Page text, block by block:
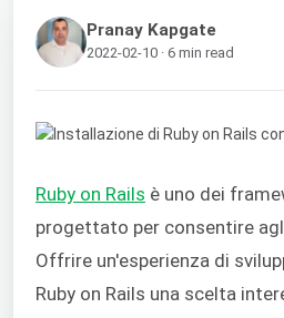
Pranay Kapgate
2022-02-10 · 6 min read
Ruby on Rails è uno dei
progettato per consentire
Offrire un'esperienza di
Ruby on Rails una scelta